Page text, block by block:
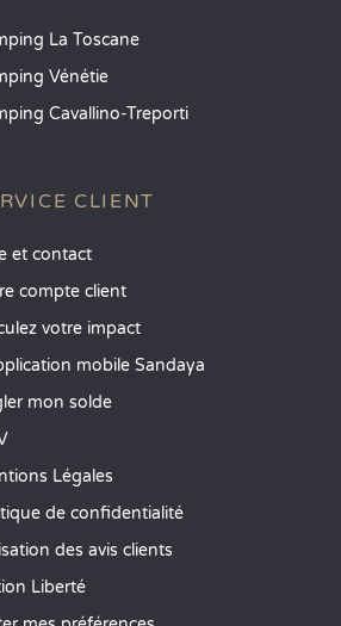
La Toscane
Vénétie
Cavallino-Treporti
CLIENT
et contact
compte client
votre impact
mobile Sandaya
mon solde
Légales
de confidentialité
des avis clients
Liberté